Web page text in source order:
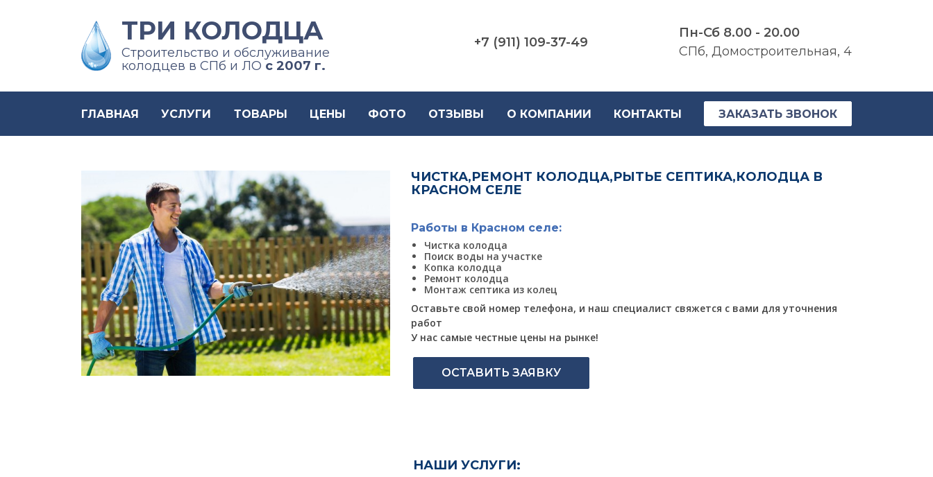
ГЛАВНАЯ
КОМПАНИИ
КОНТАКТЫ
ТРИ КОЛОДЦА
Строительство и обслуживание
колодцев в СПб и ЛО с 2007 г.
+7 (911) 109-37-49
Пн-Сб 8.00 - 20.00
СПб, Домостроительная, 4
ГЛАВНАЯ УСЛУГИ ТОВАРЫ ЦЕНЫ ФОТО ОТЗЫВЫ О КОМПАНИИ КОНТАКТЫ ЗАКАЗАТЬ ЗВОНОК
ЧИСТКА,РЕМОНТ КОЛОДЦА,РЫТЬЕ СЕПТИКА,КОЛОДЦА В
КРАСНОМ СЕЛЕ
Работы в Красном селе:
Чистка колодца
Поиск воды на участке
Копка колодца
Ремонт колодца
Монтаж септика из колец
Оставьте свой номер телефона, и наш специалист свяжется с вами для уточнения
работ
У нас самые честные цены на рынке!
ОСТАВИТЬ ЗАЯВКУ
НАШИ УСЛУГИ: